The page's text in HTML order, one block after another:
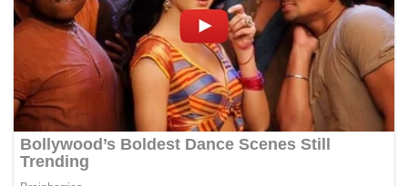
memuaskan,” katanya.
Memperincikan kemajuan projek tebatan banjir di Pantai
Timur, Perdana Menteri, berkata di Kelantan, Fasa Satu,
meliputi jajahan Tumpat dan sebahagian Pasir Mas sudah
siap 70 peratus dan dijangka siap pada awal 2026.
Fasa Dua, meliputi jajahan Rantau Panjang dan
sebahagian Pasir Mas diminta dipercepat, manakala Fasa